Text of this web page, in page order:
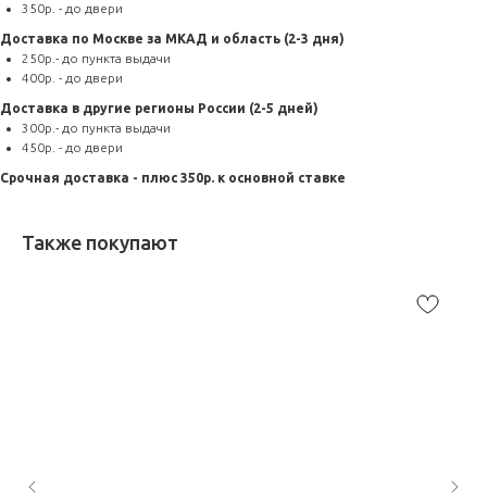
350р. - до двери
Доставка по Москве за МКАД и область (2-3 дня)
250р.- до пункта выдачи
400р. - до двери
Доставка в другие регионы России (2-5 дней)
300р.- до пункта выдачи
450р. - до двери
Срочная доставка - плюс 350р. к основной ставке
Также покупают